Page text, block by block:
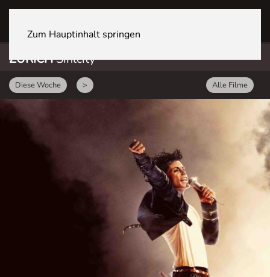
Zum Hauptinhalt springen
ZÜRICHSihlcity
Diese Woche > Alle Filme